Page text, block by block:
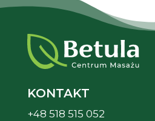
KONTAKT
+48 518 515 052